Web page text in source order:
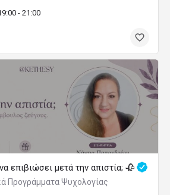
- 21:00
επιβιώσει μετά την απιστία; 🥀
Προγράμματα Ψυχολογίας